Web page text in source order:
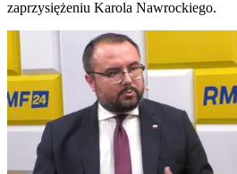
zaprzysiężeniu Karola Nawrockiego.